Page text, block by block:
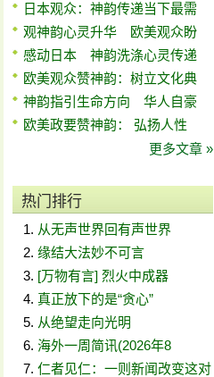
日本观众：神韵传递当下最需
观神韵心灵升华 欧美观众盼
感动日本 神韵洗涤心灵传递
欧美观众赞神韵：树立文化典
神韵指引生命方向 华人自豪
欧美政要赞神韵： 弘扬人性
更多文章 »
热门排行
从无声世界回有声世界
缘结大法妙不可言
[万物有言] 烈火中成器
真正放下的是“贪心”
从绝望走向光明
海外一周简讯(2026年8
仁者见仁：一则新闻改变这对